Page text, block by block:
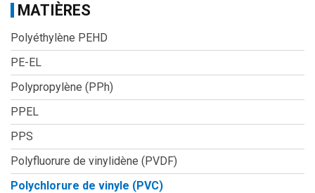
MATIÈRES
Aller
au
contenu
Polyéthylène PEHD
PE-EL
Polypropylène (PPh)
PPEL
PPS
Polyfluorure de vinylidène (PVDF)
Polychlorure de vinyle (PVC)